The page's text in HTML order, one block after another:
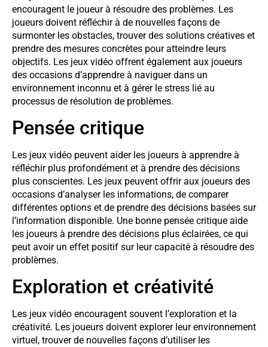
encouragent le joueur à résoudre des problèmes. Les
joueurs doivent réfléchir à de nouvelles façons de
surmonter les obstacles, trouver des solutions créatives et
prendre des mesures concrètes pour atteindre leurs
objectifs. Les jeux vidéo offrent également aux joueurs
des occasions d’apprendre à naviguer dans un
environnement inconnu et à gérer le stress lié au
processus de résolution de problèmes.
Pensée critique
Les jeux vidéo peuvent aider les joueurs à apprendre à
réfléchir plus profondément et à prendre des décisions
plus conscientes. Les jeux peuvent offrir aux joueurs des
occasions d’analyser les informations, de comparer
différentes options et de prendre des décisions basées sur
l’information disponible. Une bonne pensée critique aide
les joueurs à prendre des décisions plus éclairées, ce qui
peut avoir un effet positif sur leur capacité à résoudre des
problèmes.
Exploration et créativité
Les jeux vidéo encouragent souvent l’exploration et la
créativité. Les joueurs doivent explorer leur environnement
virtuel, trouver de nouvelles façons d’utiliser les